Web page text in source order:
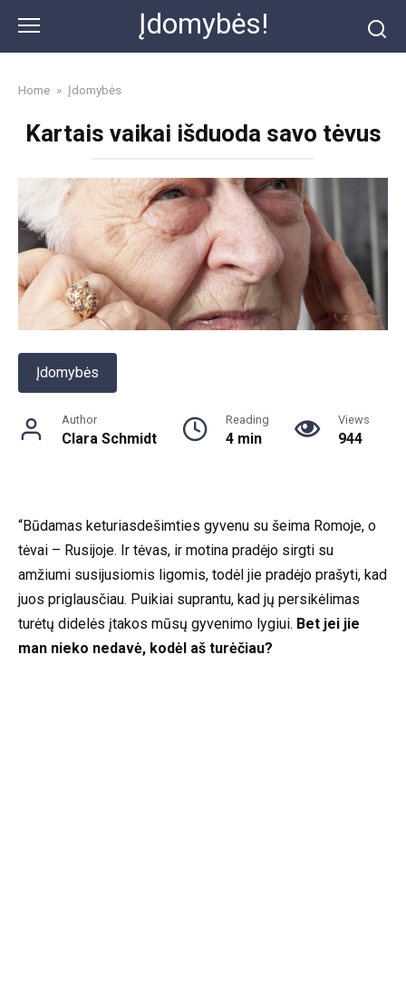
content
Įdomybės!
Home » Įdomybės
Kartais vaikai išduoda savo tėvus
Įdomybės
Author
Clara Schmidt
Reading
4 min
Views
944
“Būdamas keturiasdešimties gyvenu su šeima Romoje, o
tėvai – Rusijoje. Ir tėvas, ir motina pradėjo sirgti su
amžiumi susijusiomis ligomis, todėl jie pradėjo prašyti, kad
juos priglausčiau. Puikiai suprantu, kad jų persikėlimas
turėtų didelės įtakos mūsų gyvenimo lygiui. Bet jei jie
man nieko nedavė, kodėl aš turėčiau?